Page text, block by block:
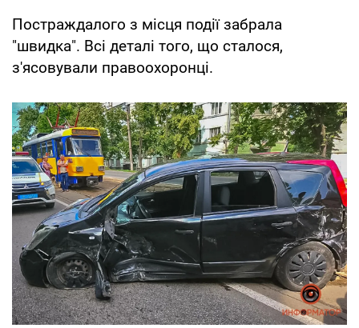
Постраждалого з місця події забрала
"швидка". Всі деталі того, що сталося,
з'ясовували правоохоронці.